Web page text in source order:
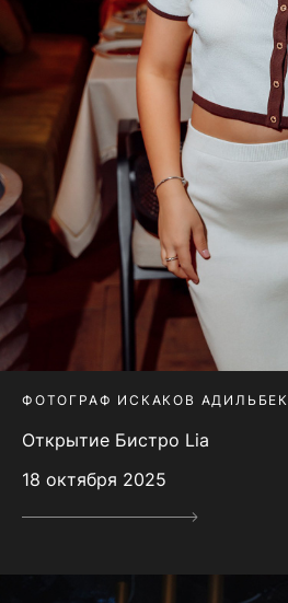
ФОТОГРАФ ИСКАКОВ АДИЛЬБЕК
Открытие Бистро Lia
18 октября 2025